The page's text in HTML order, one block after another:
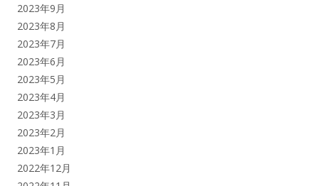
2023年9月
2023年8月
2023年7月
2023年6月
2023年5月
2023年4月
2023年3月
2023年2月
2023年1月
2022年12月